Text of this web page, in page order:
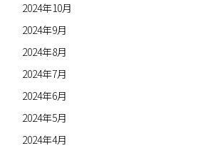
2024年10月
2024年9月
2024年8月
2024年7月
2024年6月
2024年5月
2024年4月